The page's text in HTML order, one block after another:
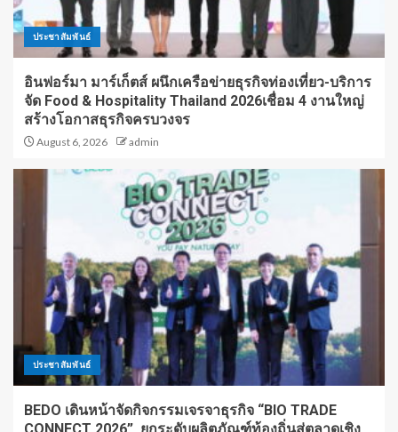
ประชาสัมพันธ์
อินฟอร์มา มาร์เก็ตส์ ผนึกเครือข่ายธุรกิจท่องเที่ยว-บริการ
จัด Food & Hospitality Thailand 2026เชื่อม 4 งานใหญ่
สร้างโอกาสธุรกิจครบวงจร
August 6, 2026 admin
ประชาสัมพันธ์
BEDO เดินหน้าจัดกิจกรรมเจรจาธุรกิจ “BIO TRADE